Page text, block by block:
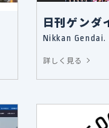
日刊ゲンダ
Nikkan
詳しく見る